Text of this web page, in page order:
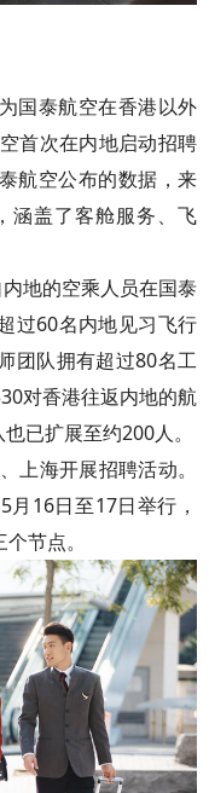
国泰航空在香港以外
首次在内地启动招聘
航空公布的数据，来
涵盖了客舱服务、飞
地的空乘人员在国泰
过60名内地见习飞行
团队拥有超过80名工
对香港往返内地的航
已扩展至约200人。
上海开展招聘活动。
16日至17日举行，
节点。